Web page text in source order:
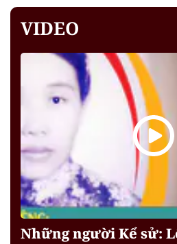
VIDEO
Những người Kể sử: